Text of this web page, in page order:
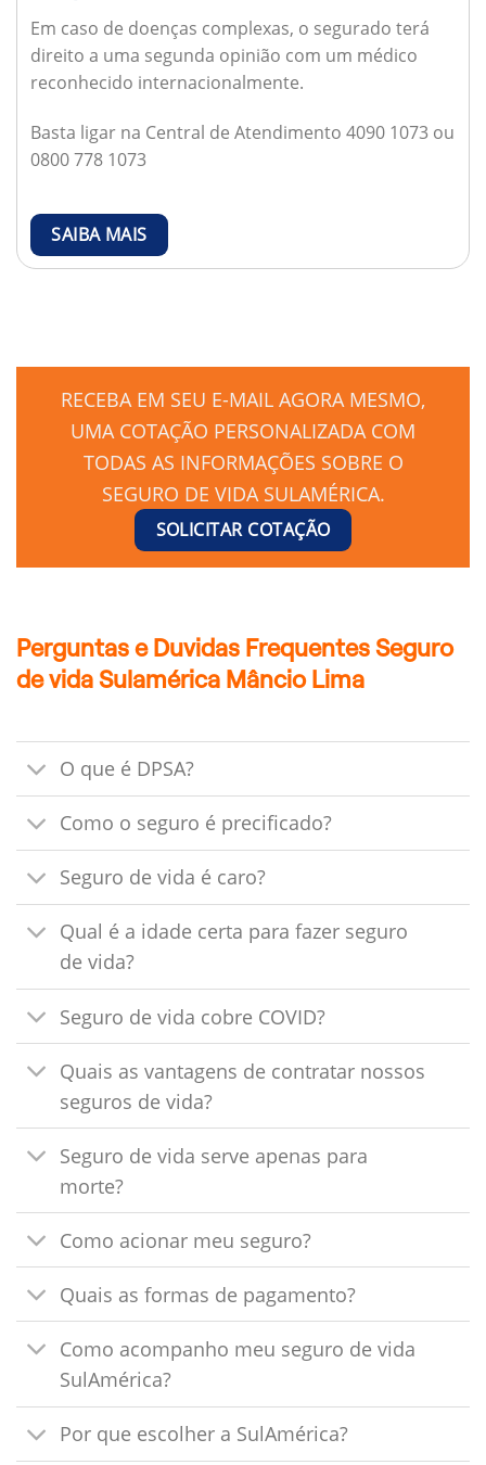
Em caso de doenças complexas, o segurado terá
direito a uma segunda opinião com um médico
reconhecido internacionalmente.
Basta ligar na Central de Atendimento 4090 1073 ou
0800 778 1073
SAIBA MAIS
RECEBA EM SEU E-MAIL AGORA MESMO,
UMA COTAÇÃO PERSONALIZADA COM
TODAS AS INFORMAÇÕES SOBRE O
SEGURO DE VIDA SULAMÉRICA.
SOLICITAR COTAÇÃO
Perguntas e Duvidas Frequentes Seguro
de vida Sulamérica Mâncio Lima
O que é DPSA?
Como o seguro é precificado?
Seguro de vida é caro?
Qual é a idade certa para fazer seguro
de vida?
Seguro de vida cobre COVID?
Quais as vantagens de contratar nossos
seguros de vida?
Seguro de vida serve apenas para
morte?
Como acionar meu seguro?
Quais as formas de pagamento?
Como acompanho meu seguro de vida
SulAmérica?
Por que escolher a SulAmérica?